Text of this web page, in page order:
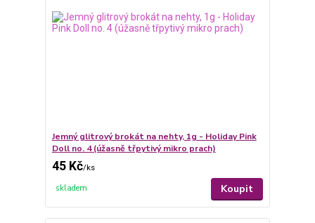
Jemný glitrový brokát na nehty, 1g - Holiday Pink
Doll no. 4 (úžasně třpytivý mikro prach)
45 Kč/ks
skladem Koupit